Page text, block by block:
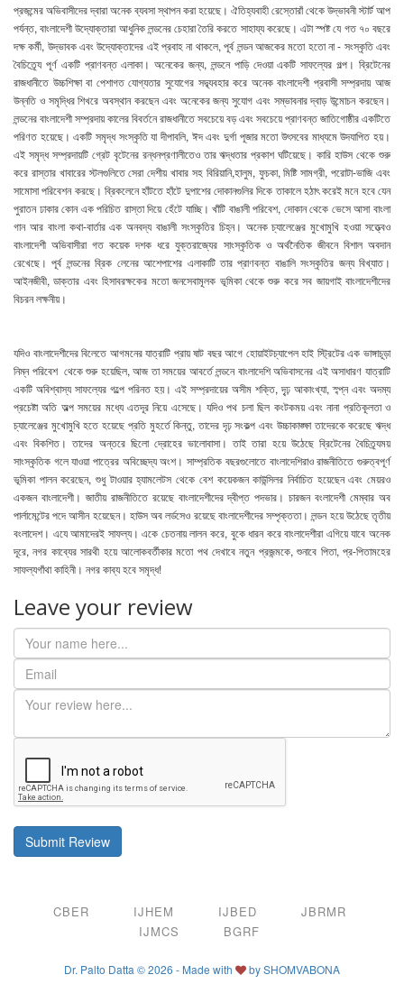
প্রজন্মের অভিবাসীদের দ্বারা অনেক ব্যবসা স্থাপন করা হয়েছে। ঐতিহ্যবাহী রেস্তোরাঁ থেকে উদ্ভাবনী স্টার্ট আপ
পর্যন্ত, বাংলাদেশী উদ্যোক্তারা আধুনিক লন্ডনের চেহারা তৈরি করতে সাহায্য করেছে। এটা স্পষ্ট যে গত ৭০ বছরে
দক্ষ কর্মী, উদ্ভাবক এবং উদ্যোক্তাদের এই প্রবাহ না থাকলে, পূর্ব লন্ডন আজকের মতো হতো না - সংস্কৃতি এবং
বৈচিত্র্যে পূর্ণ একটি প্রাণবন্ত এলাকা। অনেকের জন্য, লন্ডনে পাড়ি দেওয়া একটি সাফল্যের গল্প। ব্রিটেনের
রাজধানীতে উচ্চশিক্ষা বা পেশাগত যোগ্যতার সুযোগের সদ্ব্যবহার করে অনেক বাংলাদেশী প্রবাসী সম্প্রদায় আজ
উন্নতি ও সমৃদ্ধির শিখরে অবস্থান করছেন এবং অনেকের জন্য সুযোগ এবং সম্ভাবনার দ্বাড় উন্মোচন করছেন।
লন্ডনের বাংলাদেশী সম্প্রদায় কালের বিবর্তনে রাজধানীতে সবচেয়ে বড় এবং সবচেয়ে প্রাণবন্ত জাতিগোষ্ঠীর একটিতে
পরিণত হয়েছে। একটি সমৃদ্ধ সংস্কৃতি যা দীপাবলি, ঈদ এবং দুর্গা পূজার মতো উৎসবের মাধ্যমে উদযাপিত হয়।
এই সমৃদ্ধ সম্প্রদায়টি গ্রেট বৃটেনের রন্ধনপ্রণালীতেও তার ঋদ্ধতার প্রকাশ ঘটিয়েছে। কারি হাউস থেকে শুরু
করে রাস্তার খাবারের স্টলগুলিতে সেরা দেশীয় খাবার সহ বিরিয়ানি,হালুম, ফুচকা, মিষ্টি সামগ্রী, পরোটা-ভাজি এবং
সামোসা পরিবেশন করছে। ব্রিকলেনে হাঁটতে হাঁটে দুপাশের দোকানগুলির দিকে তাকালে হঠাৎ করেই মনে হবে যেন
পুরাতন ঢাকার কোন এক পরিচিত রাস্তা দিয়ে হেঁটে যাচ্ছি। খাঁটি বাঙালী পরিবেশ, দোকান থেকে ভেসে আসা বাংলা
গান আর বাংলা কথা-বার্তার এক অনবদ্য বাঙালী সংস্কৃতির চিহ্ন। অনেক চ্যালেঞ্জের মুখোমুখি হওয়া সত্ত্বেও
বাংলাদেশী অভিবাসীরা গত কয়েক দশক ধরে যুক্তরাজ্যের সাংস্কৃতিক ও অর্থনৈতিক জীবনে বিশাল অবদান
রেখেছে। পূর্ব লন্ডনের ব্রিক লেনের আশেপাশের এলাকাটি তার প্রাণবন্ত বাঙালি সংস্কৃতির জন্য বিখ্যাত।
আইনজীবী, ডাক্তার এবং হিসাবরক্ষকের মতো জনসেবামূলক ভূমিকা থেকে শুরু করে সব জায়গাই বাংলাদেশীদের
বিচরন লক্ষনীয়।
যদিও বাংলাদেশীদের বিলেতে আগমনের যাত্রাটি প্রায় ষাট বছর আগে হোয়াইটচ্যাপেল হাই স্ট্রিটের এক ভাঙ্গাচূড়া
নিম্ন পরিবেশ থেকে শুরু হয়েছিল, আজ তা সময়ের আবর্তে লন্ডনে বাংলাদেশি অভিবাসনের এই অসাধারণ যাত্রাটি
একটি অবিশ্বাস্য সাফল্যের গল্পে পরিনত হয়। এই সম্প্রদায়ের অসীম শক্তি, দৃ্ঢ় আকাংখ্যা, স্ব্প্ন এবং অদম্য
প্রচেষ্টা অতি অল্প সময়ের মধ্যে এতদূর নিয়ে এসেছে। যদিও পথ চলা ছিল কংটকময় এবং নানা প্রতিকূলতা ও
চ্যালেঞ্জের মুখোমুখি হতে হয়েছে প্রতি মুহর্তে কিন্তু, তাদের দৃঢ় সংকল্প এবং উচ্চাকাঙ্ক্ষা তাদেরকে করেছে ঋদ্ধ
এবং বিকশিত। তাদের অন্তরে ছিলো দ্রোহের ভালোবাসা। তাই তারা হয়ে উঠেছে ব্রিটেনের বৈচিত্র্যময়
সাংস্কৃতিক গলে যাওয়া পাত্রের অবিচ্ছেদ্য অংশ। সাম্প্রতিক বছরগুলোতে বাংলাদেশিরাও রাজনীতিতে গুরুত্বপূর্ণ
ভূমিকা পালন করেছেন, শুধু টাওয়ার হ্যামলেটস থেকে বেশ কয়েকজন কাউন্সিলর নির্বাচিত হয়েছেন এবং মেয়রও
একজন বাংলাদেশী। জাতীয় রাজনীতিতে রয়েছে বাংলাদেশীদের দ্বীপ্ত পদভার। চারজন বংলাদেশী মেম্বার অব
পার্লামেন্টের পদে আসীন হয়েছেন। হাউস অব লর্ডসেও রয়েছে বাংলাদেশীদের সম্পৃক্ততা। লন্ডন হয়ে উঠেছে তৃতীয়
বংলাদেশ। এযে আমাদেরই সাফল্য। একে চেতনায় লালন করে, বুকে ধারন করে বাংলাদেশীরা এগিয়ে যাবে অনেক
দূরে, নগর কাব্যের সারথী হয়ে আলোকবর্তীকার মতো পথ দেখাবে নতুন প্রজন্মকে, শুনাবে পিতা, প্র-পিতামহের
সাফল্যগাঁথা কাহিনী। নগর কাব্য হবে সমৃদ্ধ!
Leave your review
Submit Review
CBER IJHEM IJBED
JBRMR
IJMCS
BGRF
Dr. Palto Datta © 2026 - Made with bySHOMVABONA